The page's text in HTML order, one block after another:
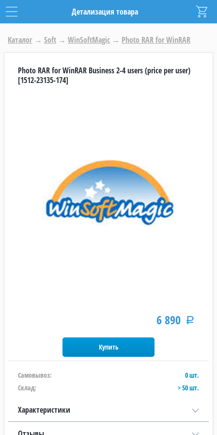
Детализация товара
Каталог → Soft → WinSoftMagic → Photo RAR for WinRAR
Photo RAR for WinRAR Business 2-4 users (price per user)
[1512-23135-174]
6 890 Р
Самовывоз:
0 шт.
Склад:
> 50 шт.
Характеристики